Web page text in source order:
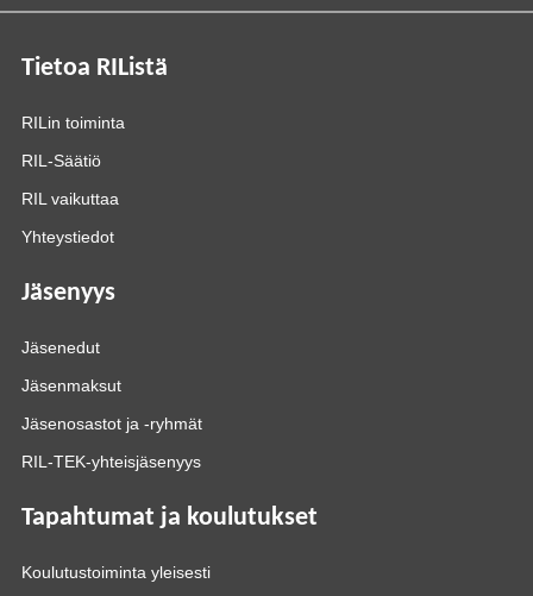
Tietoa RIListä
RILin toiminta
RIL-Säätiö
RIL vaikuttaa
Yhteystiedot
Jäsenyys
Jäsenedut
Jäsenmaksut
Jäsenosastot ja -ryhmät
RIL-TEK-yhteisjäsenyys
Tapahtumat ja koulutukset
Koulutustoiminta yleisesti